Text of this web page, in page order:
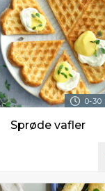
0-30
Sprøde vafler